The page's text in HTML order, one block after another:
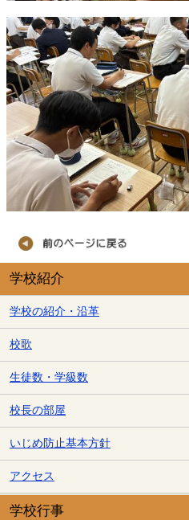
学校紹介
学校の紹介・沿革
校歌
生徒数・学級数
校長の部屋
いじめ防止基本方針
アクセス
学校行事